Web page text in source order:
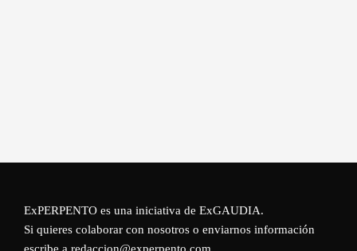
ExPERPENTO es una iniciativa de ExGAUDIA.
Si quieres colaborar con nosotros o enviarnos información
escribe a redaccion@experpento.com